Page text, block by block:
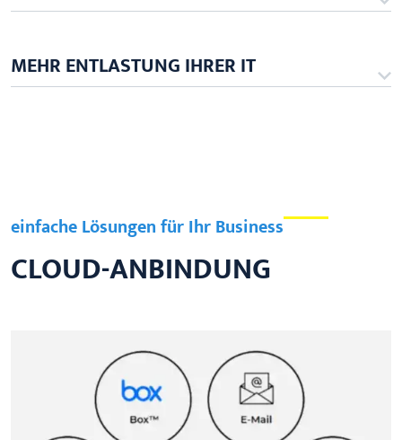
MEHR ENTLASTUNG IHRER IT
einfache Lösungen für Ihr Business
CLOUD-ANBINDUNG